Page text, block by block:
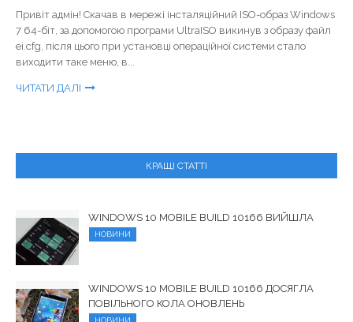
Привіт адмін! Скачав в мережі інсталяційний ISO-образ Windows
7 64-біт, за допомогою програми UltraISO викинув з образу файл
ei.cfg, після цього при установці операційної системи стало
виходити таке меню, в...
ЧИТАТИ ДАЛІ
КРАЩІ СТАТТІ
WINDOWS 10 MOBILE BUILD 10166 ВИЙШЛА
НОВИНИ
WINDOWS 10 MOBILE BUILD 10166 ДОСЯГЛА
ПОВІЛЬНОГО КОЛА ОНОВЛЕНЬ
НОВИНИ